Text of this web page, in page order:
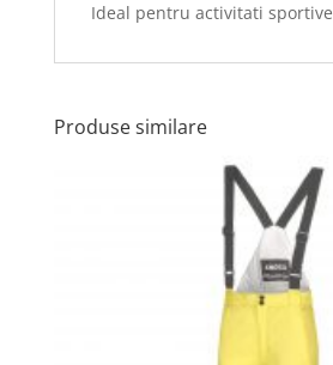
Ideal pentru activitati sportive
Produse similare